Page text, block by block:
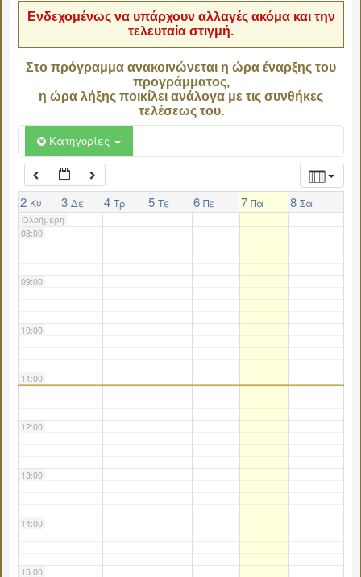
Ενδεχομένως να υπάρχουν αλλαγές ακόμα και την
τελευταία στιγμή.
Στο πρόγραμμα ανακοινώνεται η ώρα έναρξης του
προγράμματος,
η ώρα λήξης ποικίλει ανάλογα με τις συνθήκες
τελέσεως του.
Κατηγορίες
2 Κυ 3 Δε 4 Τρ 5 Τε 6 Πε 7 Πα 8 Σα
Ολοήμερη
06:00
07:00
08:00
09:00
10:00
11:00
12:00
13:00
14:00
15:00